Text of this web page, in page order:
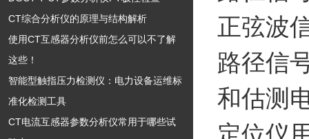
CT综合分析仪的原理与结构解析
使用CT互感器分析仪前怎么可以不了解
这些！
智能型触指压力检测仪：电力设备运维标
准化检测工具
CT电流互感器参数分析仪常用于哪些试
正弦波
路径信
和估测